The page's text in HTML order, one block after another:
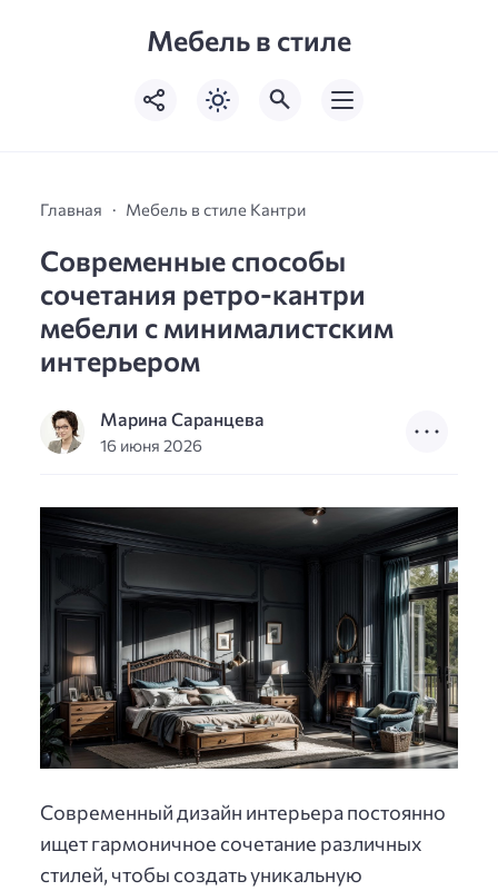
Мебель в стиле
Главная Мебель в стиле Кантри
Современные способы
сочетания ретро-кантри
мебели с минималистским
интерьером
Марина Саранцева
16 июня 2026
Современный дизайн интерьера постоянно
ищет гармоничное сочетание различных
стилей, чтобы создать уникальную